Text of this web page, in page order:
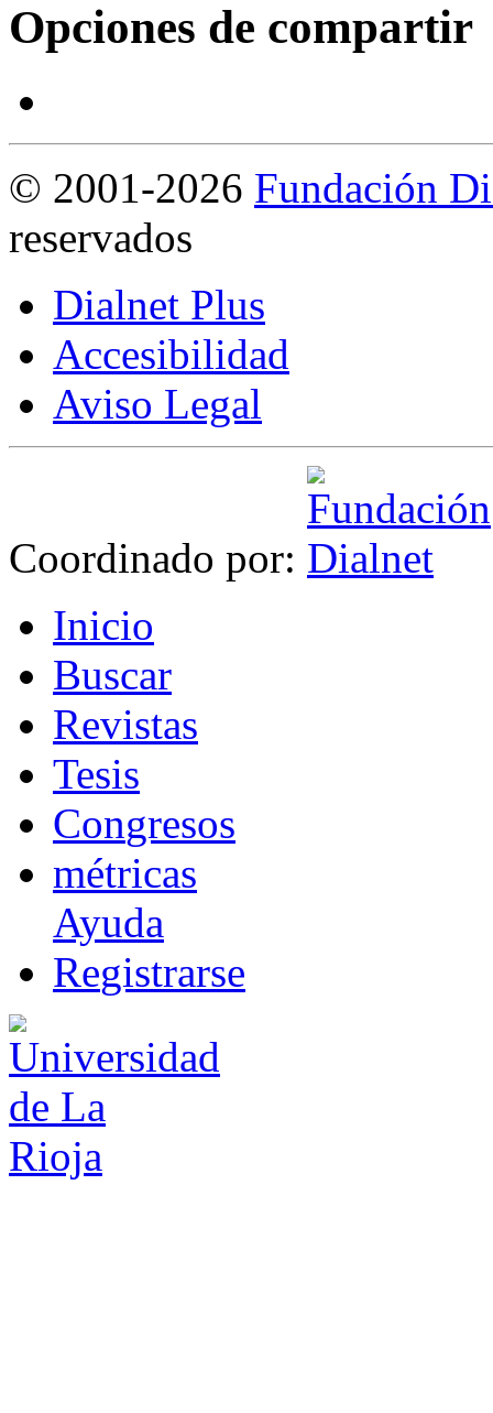
Opciones de compartir
© 2001-2026 Fundación
reservados
Dialnet Plus
Accesibilidad
Aviso Legal
Coordinado por:
Inicio
Buscar
Revistas
Tesis
Congresos
métricas
Ayuda
Registrarse